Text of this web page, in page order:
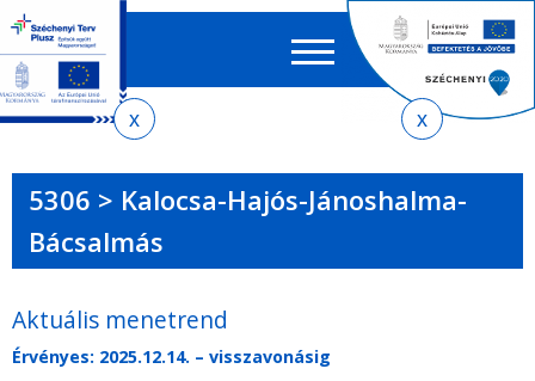
menetrendkeresőhöz
almenühöz
tartalomra
oldaltérképre
EN HU
űrlap
5306 > Kalocsa-Hajós-Jánoshalma-
Bácsalmás
Aktuális menetrend
Érvényes: 2025.12.14. – visszavonásig